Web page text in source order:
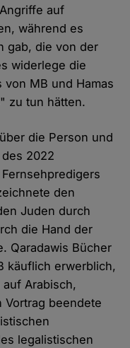
auf
während es
gab, die von der
widerlege die
MB und Hamas
zu tun hätten.
die Person und
2022
den
Juden durch
die Hand der
Qaradawis Bücher
käuflich erwerblich,
Arabisch,
Vortrag beendete
legalistischen